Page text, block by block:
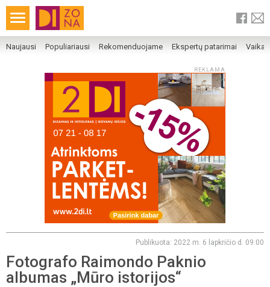
Naujausi Populiariausi Rekomenduojame Ekspertų patarimai
REKLAMA
Publikuota: 2022 m. 6 lapkričio d. 09:00
Fotografo Raimondo Paknio
albumas „Mūro istorijos“